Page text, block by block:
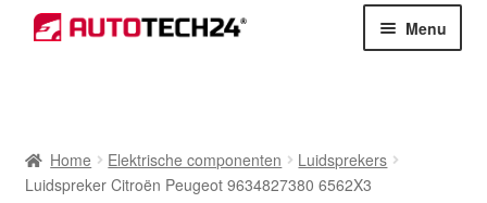
Ga
door
Ga
naar
Menu
Home Elektrische componenten
Luidsprekers
Luidspreker Citroën Peugeot 9634827380 6562X3